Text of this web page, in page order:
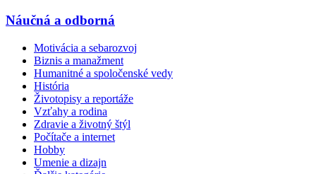
Náučná a odborná
Motivácia a sebarozvoj
Biznis a manažment
Humanitné a spoločenské vedy
História
Životopisy a reportáže
Vzťahy a rodina
Zdravie a životný štýl
Počítače a internet
Hobby
Umenie a dizajn